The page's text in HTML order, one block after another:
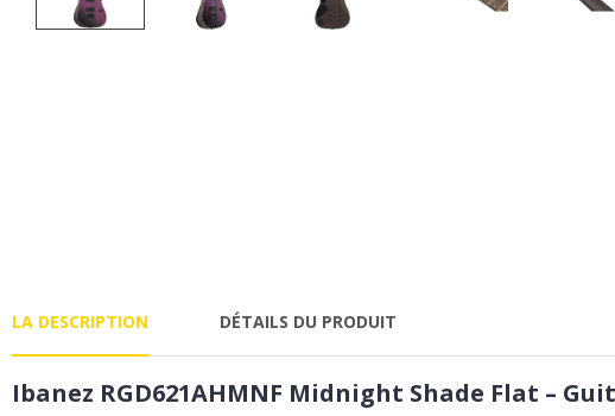
LA DESCRIPTION DÉTAILS DU PRODUIT
Ibanez RGD621AHMNF Midnight Shade Flat –